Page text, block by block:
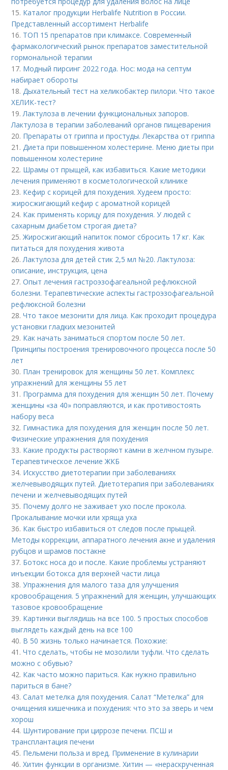
15. Каталог продукции Herbalife Nutrition в России.
Представленный ассортимент Herbalife
16. ТОП 15 препаратов при климаксе. Современный
фармакологический рынок препаратов заместительной
гормональной терапии
17. Модный пирсинг 2022 года. Нос: мода на септум
набирает обороты
18.Дыхательный тест на хеликобактер пилори. Что такое
ХЕЛИК-тест?
19.Лактулоза в лечении функциональных запоров.
Лактулоза в терапии заболеваний органов пищеварения
20. Препараты от гриппа и простуды. Лекарства от гриппа
21.Диета при повышенном холестерине. Меню диеты при
повышенном холестерине
22. Шрамы от прыщей, как избавиться. Какие методики
лечения применяют в косметологической клинике
23. Кефир с корицей для похудения. Худеем просто:
жиросжигающий кефир с ароматной корицей
24. Как применять корицу для похудения. У людей с
сахарным диабетом строгая диета?
25.Жиросжигающий напиток помог сбросить 17 кг. Как
питаться для похудения живота
26.Лактулоза для детей стик 2,5 мл №20. Лактулоза:
описание, инструкция, цена
27.Опыт лечения гастроэзофагеальной рефлюксной
болезни. Терапевтические аспекты гастроэзофагеальной
рефлюксной болезни
28.Что такое мезонити для лица. Как проходит процедура
установки гладких мезонитей
29. Как начать заниматься спортом после 50 лет.
Принципы построения тренировочного процесса после 50
лет
30. План тренировок для женщины 50 лет. Комплекс
упражнений для женщины 55 лет
31. Программа для похудения для женщин 50 лет. Почему
женщины «за 40» поправляются, и как противостоять
набору веса
32. Гимнастика для похудения для женщин после 50 лет.
Физические упражнения для похудения
33. Какие продукты растворяют камни в желчном пузыре.
Терапевтическое лечение ЖКБ
34. Искусство диетотерапии при заболеваниях
желчевыводящих путей. Диетотерапия при заболеваниях
печени и желчевыводящих путей
35. Почему долго не заживает ухо после прокола.
Прокалывание мочки или хряща уха
36. Как быстро избавиться от следов после прыщей.
Методы коррекции, аппаратного лечения акне и удаления
рубцов и шрамов постакне
37. Ботокс носа до и после. Какие проблемы устраняют
инъекции ботокса для верхней части лица
38.Упражнения для малого таза для улучшения
кровообращения. 5 упражнений для женщин, улучшающих
тазовое кровообращение
39. Картинки выглядишь на все 100. 5 простых способов
выглядеть каждый день на все 100
40. В 50 жизнь только начинается. Похожие:
41.Что сделать, чтобы не мозолили туфли. Что сделать
можно с обувью?
42. Как часто можно париться. Как нужно правильно
париться в бане?
43.Салат метелка для похудения. Салат “Метелка” для
очищения кишечника и похудения: что это за зверь и чем
хорош
44. Шунтирование при циррозе печени. ПСШ и
трансплантация печени
45. Пельмени польза и вред. Применение в кулинарии
46.Хитин функции в организме. Хитин — «нераскрученная